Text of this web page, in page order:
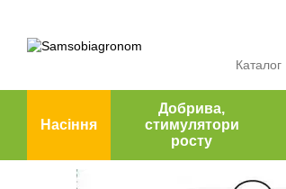
Каталог
Насіння
Добрива,
стимулятори
росту